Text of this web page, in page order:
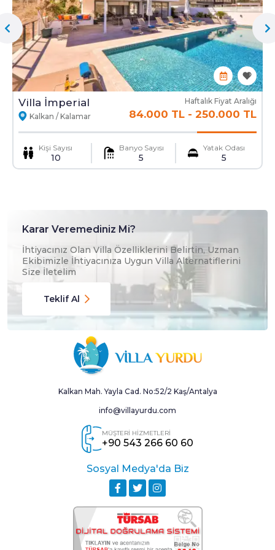
Ekstra Yatak Ekstra Temizlik
Mama Sandalyesi Ulaşım Hizmeti
Villa İmperial
Kalkan / Kalamar
Haftalık Fiyat Aralığı
84.000 TL - 250.000 TL
Kişi Sayısı
10
Banyo Sayısı
5
Yatak Odası
5
Karar Veremediniz Mi?
İhtiyacınız Olan Villa Özelliklerini Belirtin, Uzman
Ekibimizle İhtiyacınıza Uygun Villa Alternatiflerini
Size İletelim
Teklif Al
Kalkan Mah. Yayla Cad. No:52/2 Kaş/Antalya
info@villayurdu.com
MÜŞTERİ HİZMETLERİ
+90 543 266 60 60
Sosyal Medya'da Biz